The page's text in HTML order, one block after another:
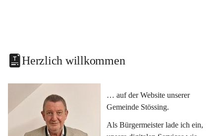
Herzlich willkommen
… auf der Website unserer
Gemeinde Stössing.
Als Bürgermeister lade ich ein,